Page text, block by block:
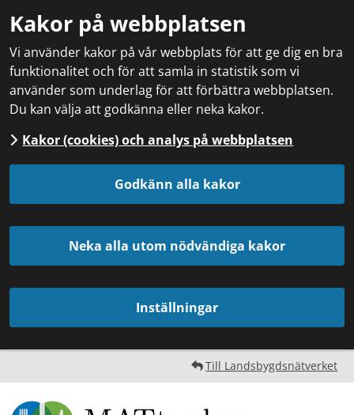
Kakor på webbplatsen
Vi använder kakor på vår webbplats för att ge dig en bra
funktionalitet och för att samla in statistik som vi
använder som underlag för att förbättra webbplatsen.
Du kan välja att godkänna eller neka kakor.
Kakor (cookies) och analys på webbplatsen
Godkänn alla kakor
Neka alla utom nödvändiga kakor
Inställningar
Till Landsbygdsnätverket